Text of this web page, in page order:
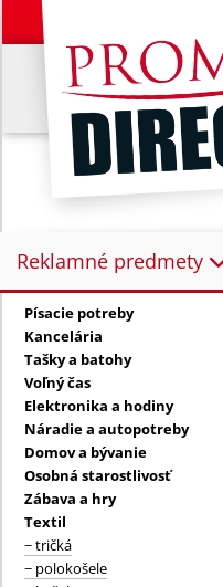
Reklamné predmety
Reklamné predmety:
Písacie potreby
Kancelária
Tašky a batohy
Voľný čas
Elektronika a hodiny
Náradie a autopotreby
Domov a bývanie
Osobná starostlivosť
Zábava a hry
Textil
− tričká
− polokošele